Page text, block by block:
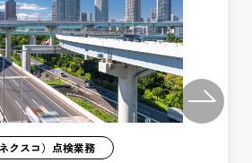
クスコ）点検業務
Next